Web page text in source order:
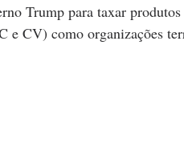
Trump para taxar
e CV) como organizações